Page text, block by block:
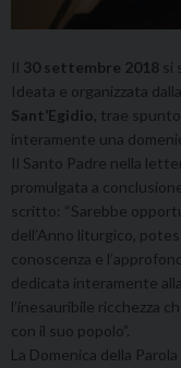
Il 30 settembre 2018 si
Ideata e organizzata dalla
Sant’Egidio , trae
interamente una
Il Santo Padre nella
promulgata a
scritto: “Sarebbe
dell’Anno liturgico,
conoscenza e
dedicata interamente
l’inesauribile ricchezza
con il suo popolo”.
La Domenica della